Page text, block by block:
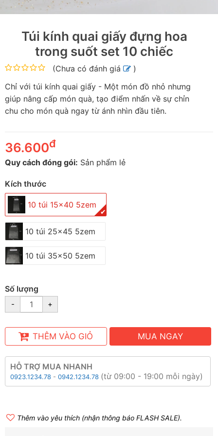
Túi kính quai giấy đựng hoa
trong suốt set 10 chiếc
(Chưa có đánh giá
)
Chỉ với túi kính quai giấy - Một món đồ nhỏ nhưng
giúp nâng cấp món quà, tạo điểm nhấn về sự chỉn
chu cho món quà ngay từ ánh nhìn đầu tiên.
36.600đ
Quy cách đóng gói: Sản phẩm lẻ
Kích thước
10 túi 15x40 5zem
✔
10 túi 25x45 5zem
10 túi 35x50 5zem
Số lượng
- +
THÊM VÀO GIỎ MUA NGAY
HỖ TRỢ MUA NHANH
0923.1234.78 - 0942.1234.78 (từ 09:00 - 19:00 mỗi ngày)
Thêm vào yêu thích (nhận thông báo FLASH SALE).